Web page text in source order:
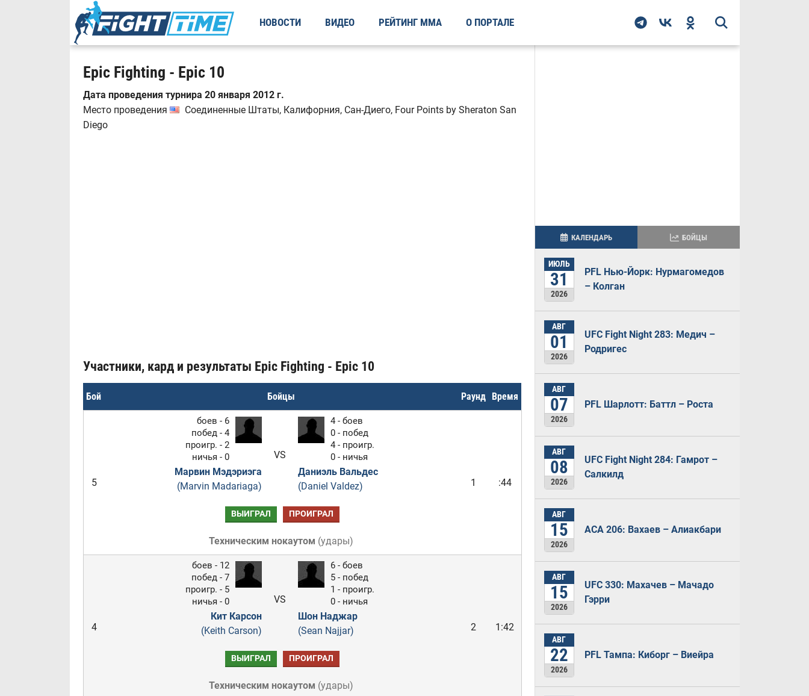
НОВОСТИ ВИДЕО РЕЙТИНГ ММА О ПОРТАЛЕ
Epic Fighting - Epic 10
Дата проведения турнира 20 января 2012 г.
Место проведения
Соединенные Штаты, Калифорния, Сан-Диего, Four Points by Sheraton San
Diego
Участники, кард и результаты Epic Fighting - Epic 10
Бой Бойцы Раунд Время
5
боев - 6
побед - 4
проигр. - 2
ничья - 0
Марвин Мэдэриэга
(Marvin Madariaga)
VS
4 - боев
0 - побед
4 - проигр.
0 - ничья
Даниэль Вальдес
(Daniel Valdez)
1 :44
ВЫИГРАЛ ПРОИГРАЛ
Техническим нокаутом (удары)
4
боев - 12
побед - 7
проигр. - 5
ничья - 0
Кит Карсон
(Keith Carson)
VS
6 - боев
5 - побед
1 - проигр.
0 - ничья
Шон Наджар
(Sean Najjar)
2 1:42
ВЫИГРАЛ ПРОИГРАЛ
Техническим нокаутом (удары)
КАЛЕНДАРЬ БОЙЦЫ
ИЮЛЬ
31
2026
PFL Нью-Йорк: Нурмагомедов
– Колган
АВГ
01
2026
UFC Fight Night 283: Медич –
Родригес
АВГ
07
2026
PFL Шарлотт: Баттл – Роста
АВГ
08
2026
UFC Fight Night 284: Гамрот –
Салкилд
АВГ
15
2026
ACA 206: Вахаев – Алиакбари
АВГ
15
2026
UFC 330: Махачев – Мачадо
Гэрри
АВГ
22
2026
PFL Тампа: Киборг – Виейра